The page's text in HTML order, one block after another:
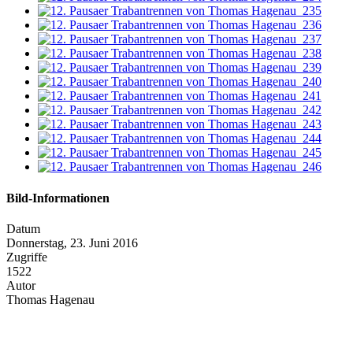
Bild-Informationen
Datum
Donnerstag, 23. Juni 2016
Zugriffe
1522
Autor
Thomas Hagenau